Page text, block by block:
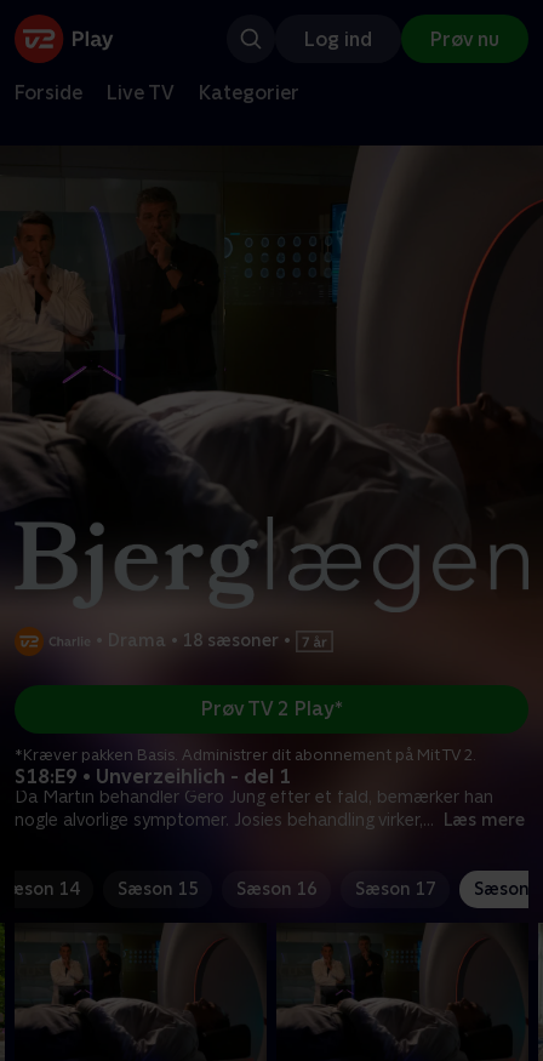
Log ind Prøv nu
Forside Live TV Kategorier
Drama • 18 sæsoner •
S18:E9 • Unverzeihlich - del 1
Da Martin behandler Gero Jung efter et fald, bemærker han
nogle alvorlige symptomer. Josies behandling virker,... Læs mere
Prøv TV 2 Play*
*Kræver pakken Basis. Administrer dit abonnement på Mit TV 2.
Sæson 14 Sæson 15 Sæson 16 Sæson 17 Sæson